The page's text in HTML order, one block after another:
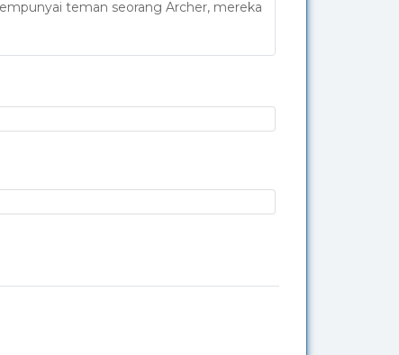
teman seorang Archer, mereka